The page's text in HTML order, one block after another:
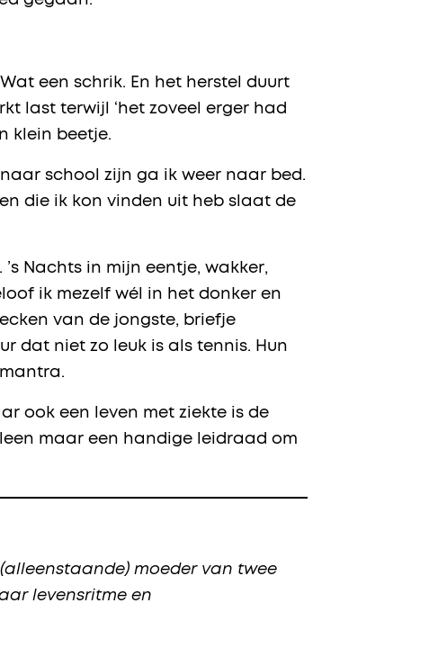
een schrik. En het herstel duurt
last terwijl ‘het zoveel erger had
klein beetje.
school zijn ga ik weer naar bed.
die ik kon vinden uit heb slaat de
Nachts in mijn eentje, wakker,
ik mezelf wél in het donker en
van de jongste, briefje
dat niet zo leuk is als tennis. Hun
ook een leven met ziekte is de
maar een handige leidraad om
moeder van twee
levensritme en